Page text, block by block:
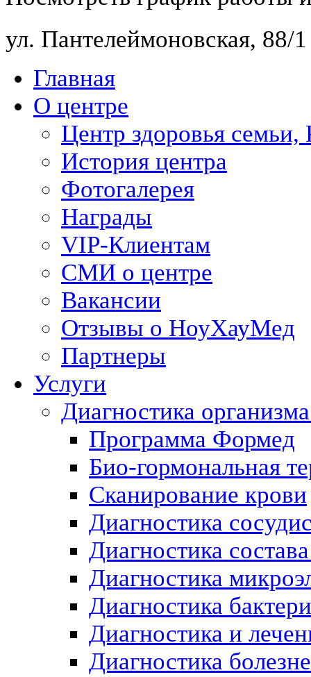
ул. Пантелеймоновская, 88/
Главная
О центре
Центр здоровья семьи,
История центра
Фотогалерея
Награды
VIP-Клиентам
СМИ о центре
Вакансии
Отзывы о НоуХауМед
Партнеры
Услуги
Диагностика
Программа Формед
Био-гормональная
Сканирование крови
Диагностика
Диагностика
Диагностика
Диагностика
Диагностика и
Диагностика